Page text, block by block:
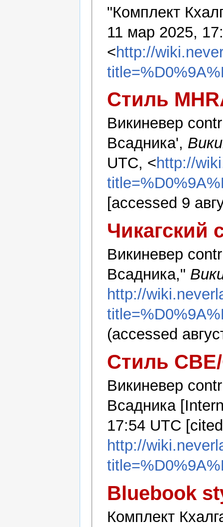
"Комплект
11 мар 2025,
<http://
Стиль
Викиневер
Всадника',
UTC, <http://
[accessed 9
Чикагский
Викиневер
Всадника,"
http://
(accessed
Стиль
Викиневер
Всадника
17:54 UTC
http://
Bluebook
Комплект